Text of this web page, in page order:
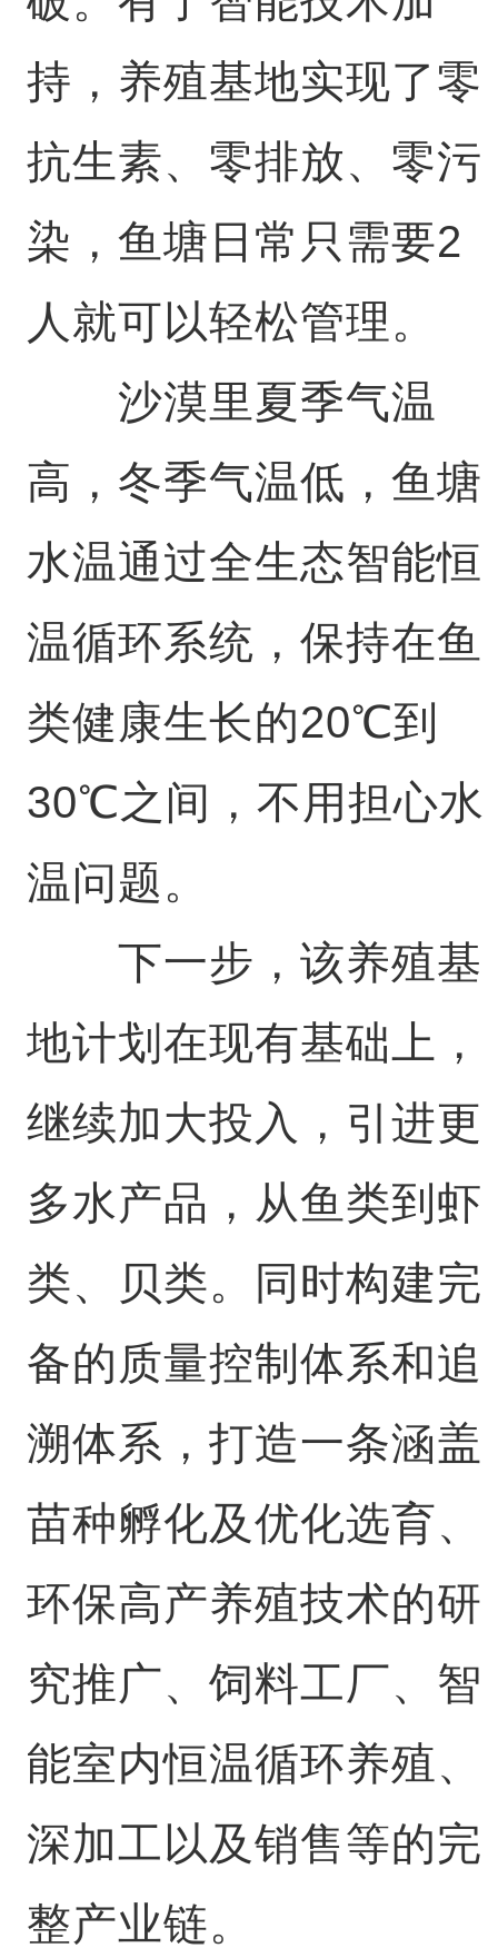
持，养殖基地实现了零
抗生素、零排放、零污
染，鱼塘日常只需要2
人就可以轻松管理。
沙漠里夏季气温
高，冬季气温低，鱼塘
水温通过全生态智能恒
温循环系统，保持在鱼
类健康生长的20℃到
30℃之间，不用担心水
温问题。
下一步，该养殖基
地计划在现有基础上，
继续加大投入，引进更
多水产品，从鱼类到虾
类、贝类。同时构建完
备的质量控制体系和追
溯体系，打造一条涵盖
苗种孵化及优化选育、
环保高产养殖技术的研
究推广、饲料工厂、智
能室内恒温循环养殖、
深加工以及销售等的完
整产业链。